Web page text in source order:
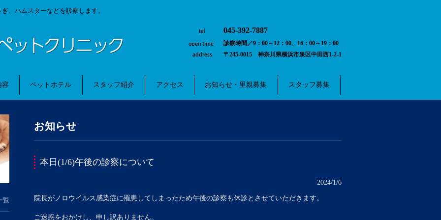
、ハムスターなどを診察します。
045-392-7887
診療時間／9：00～12：00、16：00～19：00
〒245-0015 神奈川県横浜市泉区中田西1-2-1
容 ペットホテル スタッフ紹介 アクセス お知らせ・里親募集 スタッフ募集
お知らせ
本日(1/6)午後の診察について
2024/1/6
院長がノロウイルス感染症に罹患してしまったため午後の診察も休診とさせていただきます。
ご迷惑をおかけし、申し訳ありません。
覧